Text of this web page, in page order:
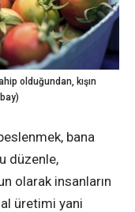
olduğundan, kışın
bana
düzenle,
olarak insanların
üretimi yani